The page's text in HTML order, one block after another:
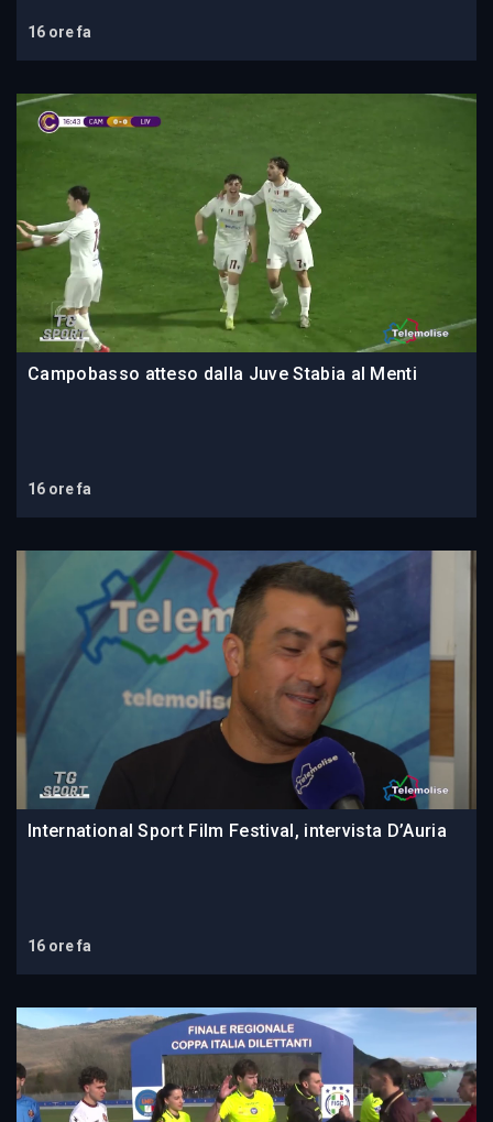
16 ore fa
Campobasso atteso dalla Juve Stabia al Menti
16 ore fa
International Sport Film Festival, intervista D’Auria
16 ore fa